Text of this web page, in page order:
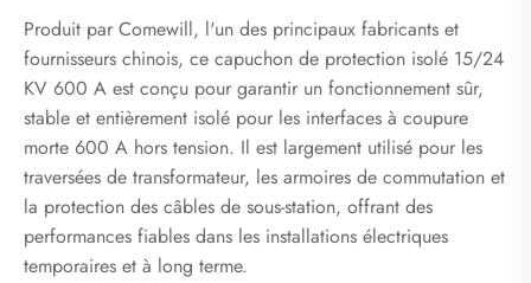
Produit par Comewill, l'un des principaux fabricants et
fournisseurs chinois, ce capuchon de protection isolé 15/24
KV 600 A est conçu pour garantir un fonctionnement sûr,
stable et entièrement isolé pour les interfaces à coupure
morte 600 A hors tension. Il est largement utilisé pour les
traversées de transformateur, les armoires de commutation et
la protection des câbles de sous-station, offrant des
performances fiables dans les installations électriques
temporaires et à long terme.